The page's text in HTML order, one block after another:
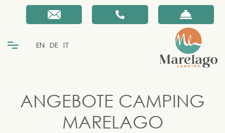
EN DE IT
ANGEBOTE CAMPING
MARELAGO